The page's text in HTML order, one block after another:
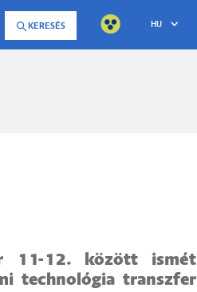
KERESÉS HU
11-12. között ismét
technológia transzfer